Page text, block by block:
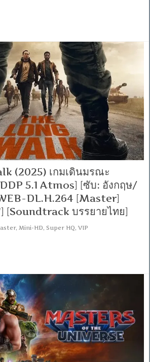
(2025) เกมเดินมรณะ
5.1 Atmos] [ซับ: อังกฤษ/
DL.H.264 [Master]
[Soundtrack บรรยายไทย]
,Mini-HD,Super HQ,VIP